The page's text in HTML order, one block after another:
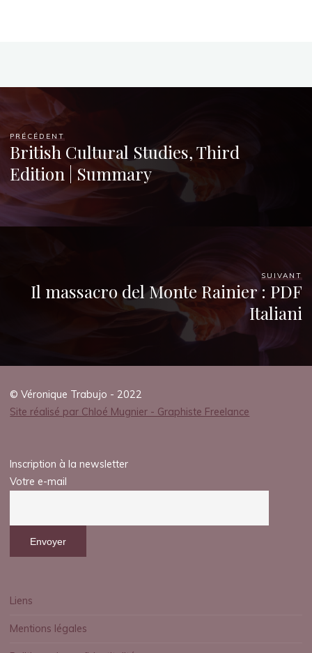
2025
veronique.trabujo
PRÉCÉDENT
British Cultural Studies, Third
Edition | Summary
SUIVANT
Il massacro del Monte Rainier : PDF
Italiani
© Véronique Trabujo - 2022
Site réalisé par Chloé Mugnier - Graphiste Freelance
Inscription à la newsletter
Votre e-mail
Liens
Mentions légales